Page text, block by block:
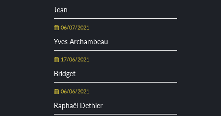
Jean
06/07/2021
Yves Archambeau
17/06/2021
Bridget
06/06/2021
Raphaël Dethier